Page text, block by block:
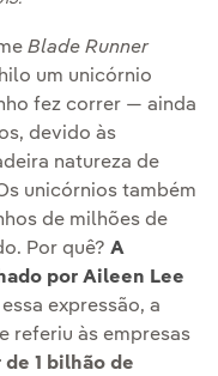
Blade Runner
um unicórnio
fez correr — ainda
devido às
natureza de
unicórnios também
de milhões de
Por quê? A
por Aileen Lee
expressão, a
referiu às empresas
de 1 bilhão de